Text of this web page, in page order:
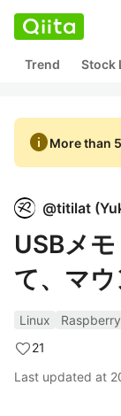
Trend Stock
infoMore than
@titilat (
USBメ
て、マ
Linux
21
Last updated at